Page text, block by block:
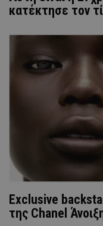
κατέκτησε τον
Exclusive
της Chanel